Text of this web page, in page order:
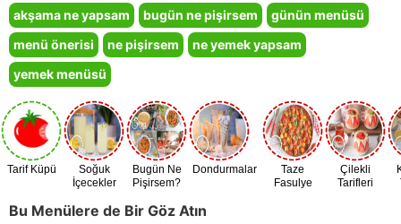
akşama ne yapsam bugün ne pişirsem
günün menüsü
menü önerisi
ne pişirsem
ne yemek yapsam
yemek menüsü
Tarif Küpü
Soğuk
İçecekler
Bugün Ne
Pişirsem?
Dondurmalar
Taze
Fasulye
Çilekli
Tarifleri
Bu Menülere de Bir Göz Atın